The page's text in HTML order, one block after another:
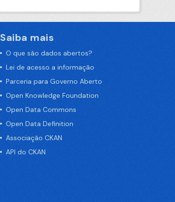
Saiba mais
O que são dados abertos?
Lei de acesso a informação
Parceria para Governo Aberto
Open Knowledge Foundation
Open Data Commons
Open Data Definition
Associação CKAN
API do CKAN